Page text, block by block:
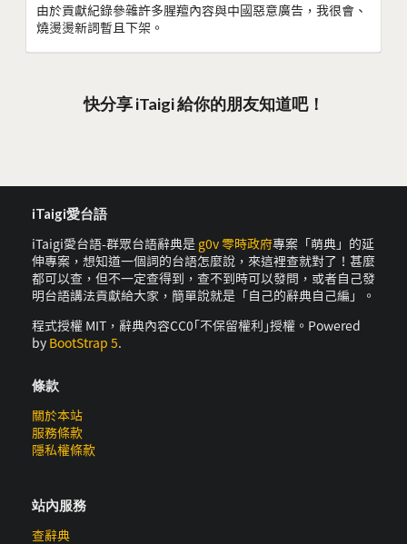
由於貢獻紀錄參雜許多腥羶內容與中國惡意廣告，我很會、
燒燙燙新詞暫且下架。
快分享 iTaigi 給你的朋友知道吧！
iTaigi愛台語
iTaigi愛台語-群眾台語辭典是 g0v 零時政府專案「萌典」的延
伸專案，想知道一個詞的台語怎麼說，來這裡查就對了！甚麼
都可以查，但不一定查得到，查不到時可以發問，或者自己發
明台語講法貢獻給大家，簡單說就是「自己的辭典自己編」。
程式授權 MIT，辭典內容CC0｢不保留權利｣授權。Powered
by BootStrap 5.
條款
關於本站
服務條款
隱私權條款
站內服務
查辭典